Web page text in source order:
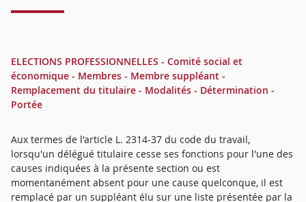
ELECTIONS PROFESSIONNELLES - Comité social et
économique - Membres - Membre suppléant -
Remplacement du titulaire - Modalités - Détermination -
Portée
Aux termes de l'article L. 2314-37 du code du travail,
lorsqu'un délégué titulaire cesse ses fonctions pour l'une des
causes indiquées à la présente section ou est
momentanément absent pour une cause quelconque, il est
remplacé par un suppléant élu sur une liste présentée par la